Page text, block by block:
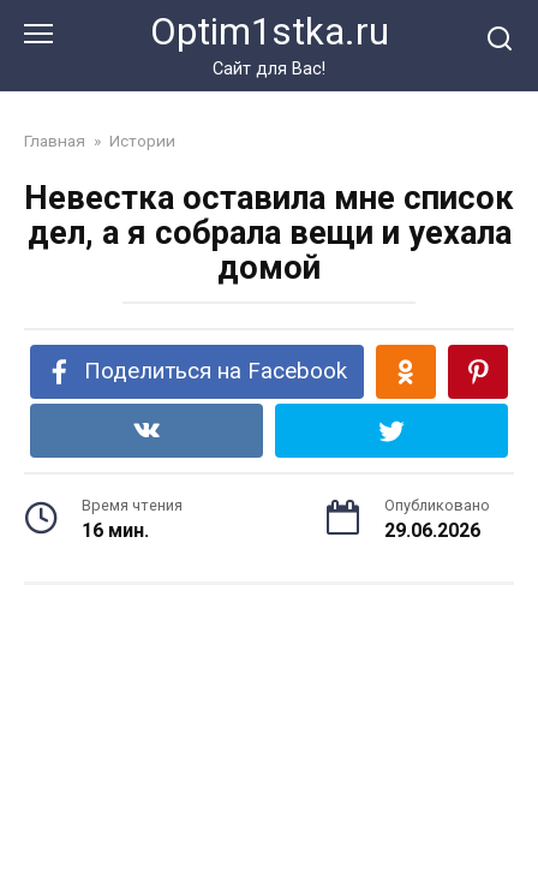
Optim1stka.ru
Сайт для Вас!
Главная » Истории
Невестка оставила мне список
дел, а я собрала вещи и уехала
домой
Поделиться на Facebook
Время чтения
16 мин.
Опубликовано
29.06.2026